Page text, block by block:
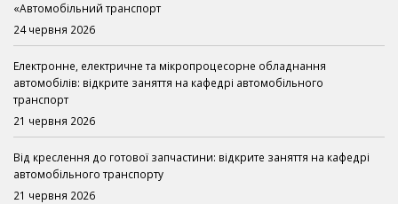
«Автомобільний транспорт
24 червня 2026
Електронне, електричне та мікропроцесорне обладнання
автомобілів: відкрите заняття на кафедрі автомобільного
транспорт
21 червня 2026
Від креслення до готової запчастини: відкрите заняття на кафедрі
автомобільного транспорту
21 червня 2026